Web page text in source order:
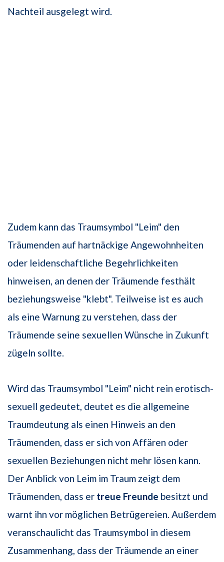
Nachteil ausgelegt wird.
Zudem kann das Traumsymbol "Leim" den
Träumenden auf hartnäckige Angewohnheiten
oder leidenschaftliche Begehrlichkeiten
hinweisen, an denen der Träumende festhält
beziehungsweise "klebt". Teilweise ist es auch
als eine Warnung zu verstehen, dass der
Träumende seine sexuellen Wünsche in Zukunft
zügeln sollte.
Wird das Traumsymbol "Leim" nicht rein erotisch-
sexuell gedeutet, deutet es die allgemeine
Traumdeutung als einen Hinweis an den
Träumenden, dass er sich von Affären oder
sexuellen Beziehungen nicht mehr lösen kann.
Der Anblick von Leim im Traum zeigt dem
Träumenden, dass er treue Freunde besitzt und
warnt ihn vor möglichen Betrügereien. Außerdem
veranschaulicht das Traumsymbol in diesem
Zusammenhang, dass der Träumende an einer